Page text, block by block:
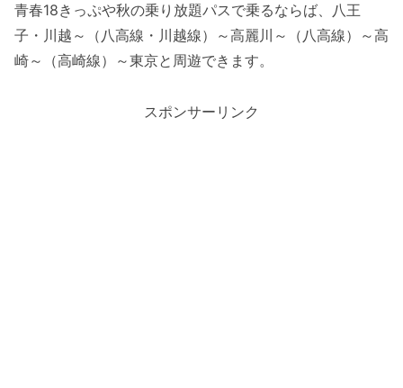
青春18きっぷや秋の乗り放題パスで乗るならば、八王
子・川越～（八高線・川越線）～高麗川～（八高線）～高
崎～（高崎線）～東京と周遊できます。
スポンサーリンク